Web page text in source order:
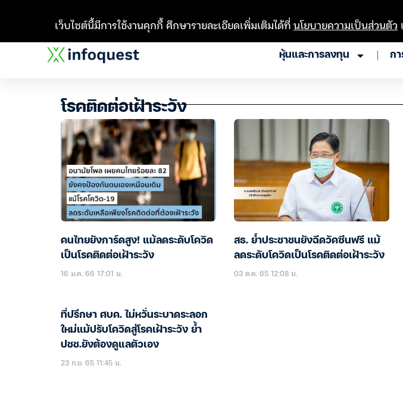
หุ้นและการลงทุน กา
โรคติดต่อเฝ้าระวัง
คนไทยยังการ์ดสูง! แม้ลดระดับโควิด
เป็นโรคติดต่อเฝ้าระวัง
16 ม.ค. 66 17:01 น.
สธ. ย้ำประชาชนยังฉีดวัคซีนฟรี แม้
ลดระดับโควิดเป็นโรคติดต่อเฝ้าระวัง
03 ต.ค. 65 12:08 น.
ที่ปรึกษา ศบค. ไม่หวั่นระบาดระลอก
ใหม่แม้ปรับโควิดสู่โรคเฝ้าระวัง ย้ำ
ปชช.ยังต้องดูแลตัวเอง
23 ก.ย. 65 11:45 น.
เว็บไซต์นี้มีการใช้งานคุกกี้ ศึกษารายละเอียดเพิ่มเติมได้ที่นโยบายความเป็นส่วนตัว